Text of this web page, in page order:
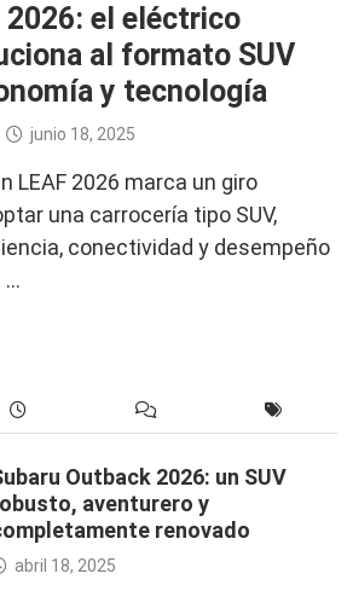
2026: el eléctrico
al formato SUV
y tecnología
junio 18, 2025
LEAF 2026 marca un giro
una carrocería tipo SUV,
conectividad y desempeño
…
Outback 2026: un SUV
aventurero y
renovado
abril 18, 2025